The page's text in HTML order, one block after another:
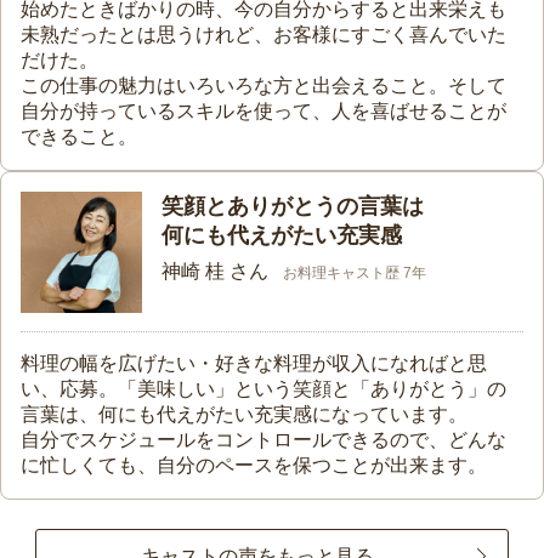
始めたときばかりの時、今の自分からすると出来栄えも
未熟だったとは思うけれど、お客様にすごく喜んでいた
だけた。
この仕事の魅力はいろいろな方と出会えること。そして
自分が持っているスキルを使って、人を喜ばせることが
できること。
笑顔とありがとうの言葉は
何にも代えがたい充実感
神崎 桂 さん お料理キャスト歴 7年
料理の幅を広げたい・好きな料理が収入になればと思
い、応募。「美味しい」という笑顔と「ありがとう」の
言葉は、何にも代えがたい充実感になっています。
自分でスケジュールをコントロールできるので、どんな
に忙しくても、自分のペースを保つことが出来ます。